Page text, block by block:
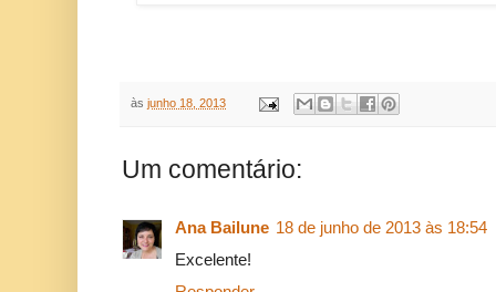
às junho 18, 2013
Um comentário:
Ana Bailune 18 de junho de 2013 às 18:54
Excelente!